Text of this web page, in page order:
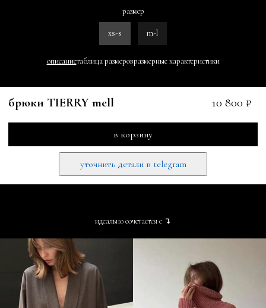
размер
xs-s m-l
описаниетаблица размеровразмерные характеристики
брюки TIERRY mell 10 800 ₽
в корзину
уточнить детали в telegram
идеально сочетается с ↴